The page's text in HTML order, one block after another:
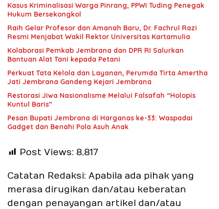
Kasus Kriminalisasi Warga Pinrang, PPWI Tuding Penegak
Hukum Bersekongkol
Raih Gelar Profesor dan Amanah Baru, Dr. Fachrul Razi
Resmi Menjabat Wakil Rektor Universitas Kartamulia
Kolaborasi Pemkab Jembrana dan DPR RI Salurkan
Bantuan Alat Tani kepada Petani
Perkuat Tata Kelola dan Layanan, Perumda Tirta Amertha
Jati Jembrana Gandeng Kejari Jembrana
Restorasi Jiwa Nasionalisme Melalui Falsafah “Holopis
Kuntul Baris”
Pesan Bupati Jembrana di Harganas ke-33: Waspadai
Gadget dan Benahi Pola Asuh Anak
Post Views: 8,817
Catatan Redaksi: Apabila ada pihak yang
merasa dirugikan dan/atau keberatan
dengan penayangan artikel dan/atau